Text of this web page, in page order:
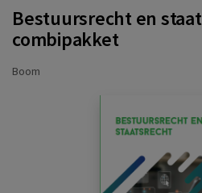
Bestuursrecht en
combipakket
Boom